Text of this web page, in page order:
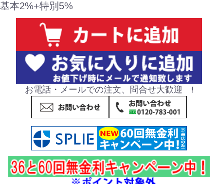
基本2%+特別5%
お電話・メールでの注文、問合せ大歓迎 !